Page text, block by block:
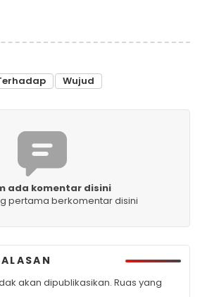
Wujud
ada komentar disini
pertama berkomentar disini
akan dipublikasikan. Ruas yang